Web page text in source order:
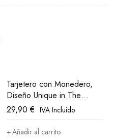
Tarjetero con Monedero,
Diseño Unique in The
World Athletic Club Bilbao
29,90€ IVA Incluido
Añadir al carrito